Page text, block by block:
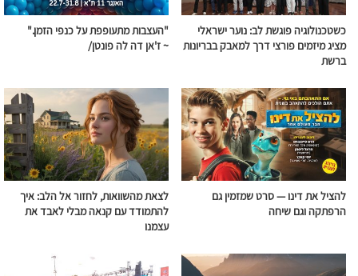
כשטכנולוגיה פוגשת לב: נוער ישראלי
מציג מיזמים פורצי דרך למאבק בבריונות
ברשת
"העצבות מתעופפת על כנפי הזמן."
~ ז'אן דה לה פונטן/
להציל את דינו — סרט שמזמין גם
הרפתקה וגם שיחה
לצאת מהשוואות, לחזור אל הלב: איך
להתמודד עם קנאה מבלי לאבד את
עצמנו